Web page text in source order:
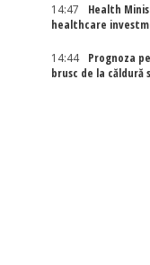
14:47
Health
healthcare
14:44
Prognoza
brusc de la